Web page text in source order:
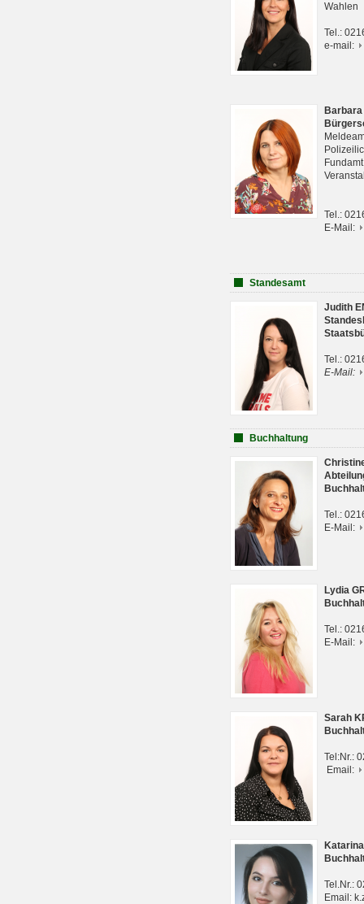
Wahlen
Tel.:
e-mail:
Tel.:
E-Mail:
Standesamt
Judith
Tel.:
E-Mail:
Buchhaltung
Tel.:
E-Mail:
Lydia
Tel.:
E-Mail:
Sarah
Tel:Nr.:
Email:
Tel.Nr.:
Email: